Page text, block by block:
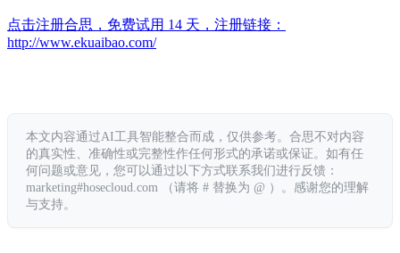
点击注册合思，免费试用 14 天，注册链接：
http://www.ekuaibao.com/
本文内容通过AI工具智能整合而成，仅供参考。合思不对内容
的真实性、准确性或完整性作任何形式的承诺或保证。如有任
何问题或意见，您可以通过以下方式联系我们进行反馈：
marketing#hosecloud.com （请将 # 替换为 @ ）。感谢您的理解
与支持。